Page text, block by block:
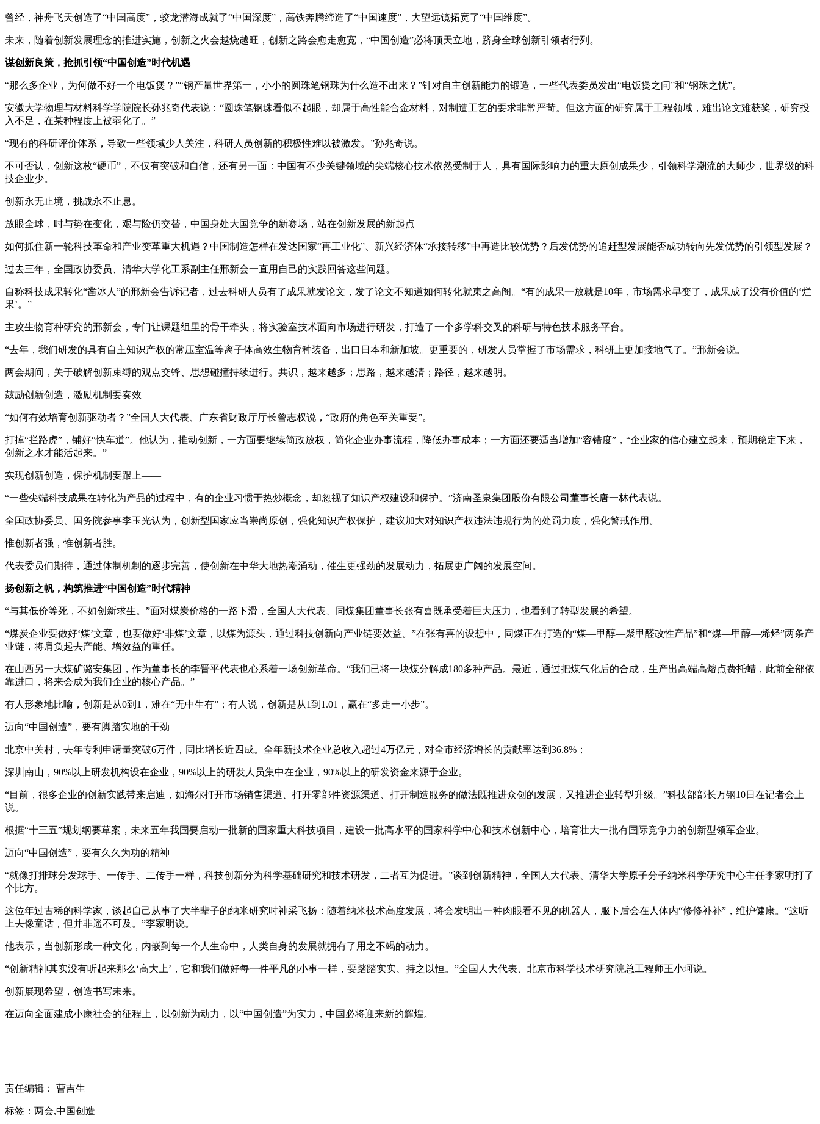
曾经，神舟飞天创造了“中国高度”，蛟龙潜海成就了“中国深度”，高铁奔腾缔造了“中国速度”，大望远镜拓宽了“中国维度”。
未来，随着创新发展理念的推进实施，创新之火会越烧越旺，创新之路会愈走愈宽，“中国创造”必将顶天立地，跻身全球创新引领者行列。
谋创新良策，抢抓引领“中国创造”时代机遇
“那么多企业，为何做不好一个电饭煲？”“钢产量世界第一，小小的圆珠笔钢珠为什么造不出来？”针对自主创新能力的锻造，一些代表委员发出“电饭煲之问”和“钢珠之忧”。
安徽大学物理与材料科学学院院长孙兆奇代表说：“圆珠笔钢珠看似不起眼，却属于高性能合金材料，对制造工艺的要求非常严苛。但这方面的研究属于工程领域，难出论文难获奖，研究投
入不足，在某种程度上被弱化了。”
“现有的科研评价体系，导致一些领域少人关注，科研人员创新的积极性难以被激发。”孙兆奇说。
不可否认，创新这枚“硬币”，不仅有突破和自信，还有另一面：中国有不少关键领域的尖端核心技术依然受制于人，具有国际影响力的重大原创成果少，引领科学潮流的大师少，世界级的科
技企业少。
创新永无止境，挑战永不止息。
放眼全球，时与势在变化，艰与险仍交替，中国身处大国竞争的新赛场，站在创新发展的新起点——
如何抓住新一轮科技革命和产业变革重大机遇？中国制造怎样在发达国家“再工业化”、新兴经济体“承接转移”中再造比较优势？后发优势的追赶型发展能否成功转向先发优势的引领型发展？
过去三年，全国政协委员、清华大学化工系副主任邢新会一直用自己的实践回答这些问题。
自称科技成果转化“凿冰人”的邢新会告诉记者，过去科研人员有了成果就发论文，发了论文不知道如何转化就束之高阁。“有的成果一放就是10年，市场需求早变了，成果成了没有价值的‘烂
果’。”
主攻生物育种研究的邢新会，专门让课题组里的骨干牵头，将实验室技术面向市场进行研发，打造了一个多学科交叉的科研与特色技术服务平台。
“去年，我们研发的具有自主知识产权的常压室温等离子体高效生物育种装备，出口日本和新加坡。更重要的，研发人员掌握了市场需求，科研上更加接地气了。”邢新会说。
两会期间，关于破解创新束缚的观点交锋、思想碰撞持续进行。共识，越来越多；思路，越来越清；路径，越来越明。
鼓励创新创造，激励机制要奏效——
“如何有效培育创新驱动者？”全国人大代表、广东省财政厅厅长曾志权说，“政府的角色至关重要”。
打掉“拦路虎”，铺好“快车道”。他认为，推动创新，一方面要继续简政放权，简化企业办事流程，降低办事成本；一方面还要适当增加“容错度”，“企业家的信心建立起来，预期稳定下来，
创新之水才能活起来。”
实现创新创造，保护机制要跟上——
“一些尖端科技成果在转化为产品的过程中，有的企业习惯于热炒概念，却忽视了知识产权建设和保护。”济南圣泉集团股份有限公司董事长唐一林代表说。
全国政协委员、国务院参事李玉光认为，创新型国家应当崇尚原创，强化知识产权保护，建议加大对知识产权违法违规行为的处罚力度，强化警戒作用。
惟创新者强，惟创新者胜。
代表委员们期待，通过体制机制的逐步完善，使创新在中华大地热潮涌动，催生更强劲的发展动力，拓展更广阔的发展空间。
扬创新之帆，构筑推进“中国创造”时代精神
“与其低价等死，不如创新求生。”面对煤炭价格的一路下滑，全国人大代表、同煤集团董事长张有喜既承受着巨大压力，也看到了转型发展的希望。
“煤炭企业要做好‘煤’文章，也要做好‘非煤’文章，以煤为源头，通过科技创新向产业链要效益。”在张有喜的设想中，同煤正在打造的“煤—甲醇—聚甲醛改性产品”和“煤—甲醇—烯烃”两条产
业链，将肩负起去产能、增效益的重任。
在山西另一大煤矿潞安集团，作为董事长的李晋平代表也心系着一场创新革命。“我们已将一块煤分解成180多种产品。最近，通过把煤气化后的合成，生产出高端高熔点费托蜡，此前全部依
靠进口，将来会成为我们企业的核心产品。”
有人形象地比喻，创新是从0到1，难在“无中生有”；有人说，创新是从1到1.01，赢在“多走一小步”。
迈向“中国创造”，要有脚踏实地的干劲——
北京中关村，去年专利申请量突破6万件，同比增长近四成。全年新技术企业总收入超过4万亿元，对全市经济增长的贡献率达到36.8%；
深圳南山，90%以上研发机构设在企业，90%以上的研发人员集中在企业，90%以上的研发资金来源于企业。
“目前，很多企业的创新实践带来启迪，如海尔打开市场销售渠道、打开零部件资源渠道、打开制造服务的做法既推进众创的发展，又推进企业转型升级。”科技部部长万钢10日在记者会上
说。
根据“十三五”规划纲要草案，未来五年我国要启动一批新的国家重大科技项目，建设一批高水平的国家科学中心和技术创新中心，培育壮大一批有国际竞争力的创新型领军企业。
迈向“中国创造”，要有久久为功的精神——
“就像打排球分发球手、一传手、二传手一样，科技创新分为科学基础研究和技术研发，二者互为促进。”谈到创新精神，全国人大代表、清华大学原子分子纳米科学研究中心主任李家明打了
个比方。
这位年过古稀的科学家，谈起自己从事了大半辈子的纳米研究时神采飞扬：随着纳米技术高度发展，将会发明出一种肉眼看不见的机器人，服下后会在人体内“修修补补”，维护健康。“这听
上去像童话，但并非遥不可及。”李家明说。
他表示，当创新形成一种文化，内嵌到每一个人生命中，人类自身的发展就拥有了用之不竭的动力。
“创新精神其实没有听起来那么‘高大上’，它和我们做好每一件平凡的小事一样，要踏踏实实、持之以恒。”全国人大代表、北京市科学技术研究院总工程师王小珂说。
创新展现希望，创造书写未来。
在迈向全面建成小康社会的征程上，以创新为动力，以“中国创造”为实力，中国必将迎来新的辉煌。
责任编辑： 曹吉生
标签：两会,中国创造